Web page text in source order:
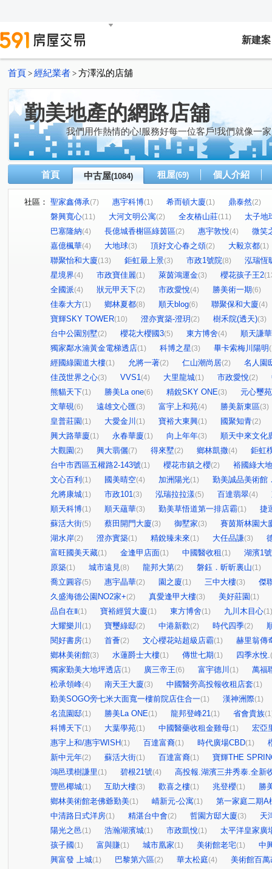
新建案
首頁 > 經紀業者 > 方澤泓的店舖
勤美地產的網路店舖
我們用作熱情的心!服務好每一位客戶!我們就像一
首頁 中古屋(1084) 租屋(69) 個人介紹
社區： 聖家鑫傳承(7) 惠宇科博(1) 希而頓大廈(1) 鼎泰然(2)
磐興寬心(11) 大河文明公寓(2) 全友樁山莊(11)
太子地
巴塞隆納(4) 長億城香榭區綠茵區(2) 惠宇敦悅(4)
微笑
嘉億楓華(4) 大地球(3) 頂好文心春之頌(2) 大毅京都(1)
聯聚怡和大廈(13) 鉅虹最上景(3) 市政1號院(8)
泓瑞恆
星境界(4) 市政寶佳麗(1) 萊茵鴻運金(3) 櫻花孩子王2
全國派(4) 狀元甲天下(2) 市政愛悅(4) 勝美術一期(6)
佳泰大方(1) 鄉林夏都(8) 順天blog(6) 聯聚保和大廈(4)
寶輝SKY TOWER(10) 澄亦實築-澄玥 (2) 樹禾院(透天)(3)
台中公園別墅(2) 櫻花大櫻國3(5) 東方博舍(4)
順天謙華
獨家鄰水湳黃金電梯透店(1) 科博之星(3) 畢卡索梅川陽明
經國綠園道大樓(1) 允將一著(2) 仁山潮尚居(2)
名人園
佳茂世界之心(3) VVS1(4) 大里龍城(1) 市政愛悅(2)
熊貓天下(1) 勝美La one(6) 精銳SKY ONE(3)
元心璽苑
文華硯(6) 遠雄文心匯(3) 富宇上和苑(4) 勝美新東區(3)
皇普莊園 (1) 大愛金川 (1) 寶裕大東興(1) 國聚知青(2)
興大路華廈(1) 永春華廈(1) 向上年年(3)
順天中來文化
大觀園 (2) 興大翡儷(7) 得來墅(2) 鄉林凱撒(4)
鉅虹
台中市西區五權路2-143號(1) 櫻花市鎮之櫻(2)
裕國綠大
文心百利 (1) 國美晴空(4) 加洲陽光(1)
勤美誠品美術館
允將康城(1) 市政101(3) 泓瑞拉拉漾(5) 百達翡翠(4)
順天科博(1) 順天蘊華(3) 勤美草悟道第一排店霸(1)
捷
蘇活大街(5) 蔡田開門大廈(3) 御墅家(3)
賽茵斯林園大
湖水岸(2) 澄亦實築(1) 精銳臻未來(1) 大任品謙(3)
富旺國美天藏(1) 金逢甲店面(1) 中國醫收租 (1)
湖濱1
原築(1) 城市遠見(8) 龍邦大第(2) 磐鈺．昕昕裏山(1)
喬立圓容(5) 惠宇晶華(2) 園之廈(1) 三中大樓(3)
傑
久盛海德公園NO2家+(2) 真愛逢甲大樓(3) 美好莊園 (1)
品自在Ⅱ(1) 寶裕經貿大廈(1) 東方博舍(1) 九川木目心(1)
大耀樂川 (1) 寶璽綠邸(2) 中港新歡(2) 時代四季(2)
閱好書房(1) 首薈(2) 文心櫻花站超級店霸(1)
赫里翁傳
鄉林美術館(3) 水蓮爵士大樓(1) 傳世七期(1) 四季水悅.
獨家勤美大地坪透店(1) 廣三帝王(6) 富宇德川 (1)
萬福
松承領峰(4) 南天王大廈(3) 中國醫旁高投報收租店套(1)
勤美SOGO旁七米大面寬一樓前院店住合一(1) 漢神洲際(1)
名流園邸(1) 勝美La ONE(1) 龍邦登峰21(1) 省會貴族
科博天下(1) 大葉學苑(1) 中國醫藥收租金雞母(1)
宏亞
惠宇上和/惠宇WISH(1) 百達富裔(1) 時代廣場CBD(1)
新中元年(2) 蘇活大街(1) 百達富裔(1)
寶輝THE
鴻邑璞樹謙里(1) 碧根21號(4)
高投報.湖濱三井秀泰.全新
豐邑椰城(1) 互助大樓(3) 歡喜之樓(1) 兆登櫻(1)
勝
鄉林美術館老佛爺勤美(1) 崝新元-公寓(1)
第一家庭二期A
中清路日式洋房(1) 精湛台中會(2) 哲園方邸大廈(3)
天
陽光之邑(1) 浩瀚湖濱城(1) 市政凱悅(1)
太平洋皇家廣
孩子國 (1) 富與賺(1) 城市凰家(1) 美術館老宅(1)
中
興富發 上城(1) 巴黎第六區(2) 華太松庭(4)
美術館百